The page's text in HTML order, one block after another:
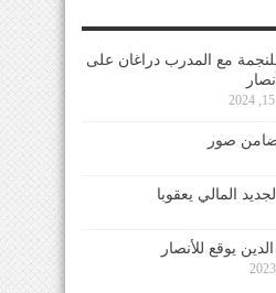
مع المدرب دراغان على
صور
المالي يعقوبا
يوقع للأنصار